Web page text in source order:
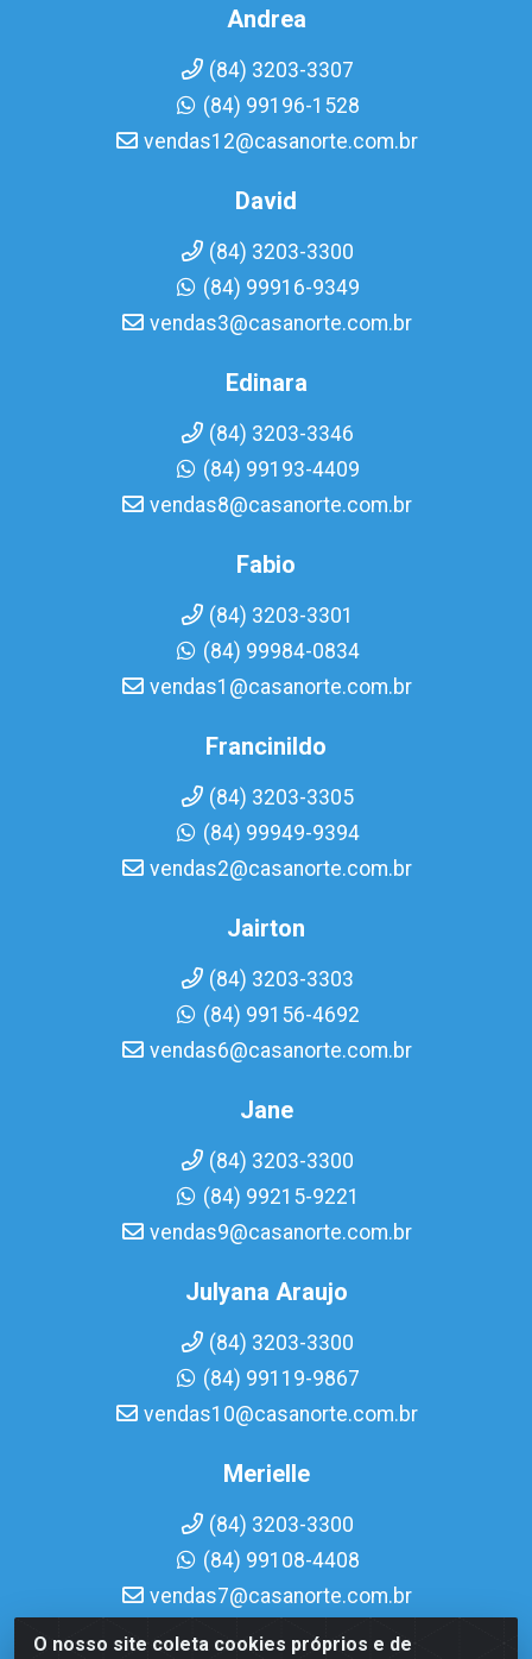
O nosso site coleta cookies próprios e de
Andrea
(84) 3203-3307
(84) 99196-1528
vendas12@casanorte.com.br
David
(84) 3203-3300
(84) 99916-9349
vendas3@casanorte.com.br
Edinara
(84) 3203-3346
(84) 99193-4409
vendas8@casanorte.com.br
Fabio
(84) 3203-3301
(84) 99984-0834
vendas1@casanorte.com.br
Francinildo
(84) 3203-3305
(84) 99949-9394
vendas2@casanorte.com.br
Jairton
(84) 3203-3303
(84) 99156-4692
vendas6@casanorte.com.br
Jane
(84) 3203-3300
(84) 99215-9221
vendas9@casanorte.com.br
Julyana Araujo
(84) 3203-3300
(84) 99119-9867
vendas10@casanorte.com.br
Merielle
(84) 3203-3300
(84) 99108-4408
vendas7@casanorte.com.br